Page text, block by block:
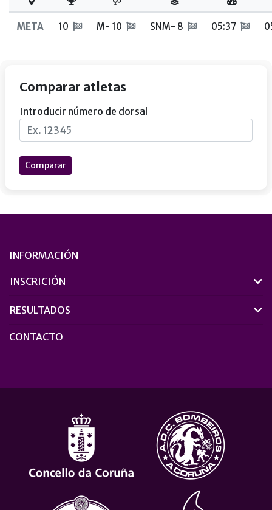
META 10 M- 10 SNM- 8 05:37
Comparar atletas
Introducir número de dorsal
Comparar
INFORMACIÓN
INSCRICIÓN
RESULTADOS
CONTACTO